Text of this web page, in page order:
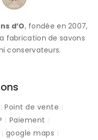
d’O, fondée en 2007,
fabrication de savons
conservateurs.
Point de vente
Paiement
google maps